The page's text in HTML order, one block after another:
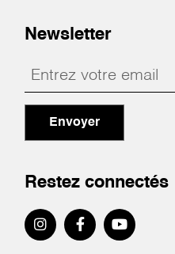
Newsletter
Envoyer
Restez connectés